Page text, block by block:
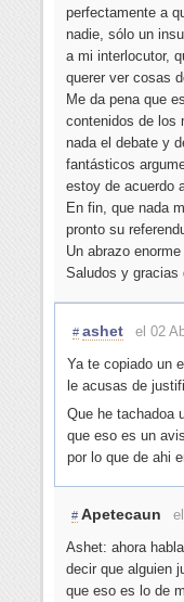
perfectamente a
nadie, sólo un
a mi interlocutor,
querer ver cosas
Me da pena que
contenidos de los
nada el debate y
fantásticos
estoy de acuerdo
En fin, que nada
pronto su
Un abrazo
Saludos y gracias
# ashet
el 02
Ya te copiado un
le acusas de
Que he tachadoa
que eso es un
por lo que de ahi
# Apetecaun
Ashet: ahora
decir que alguien
que eso es lo de